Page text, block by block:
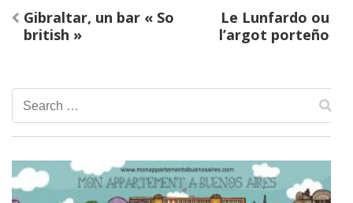
Post
navigation
Gibraltar, un bar « So
british »
Le Lunfardo ou
l’argot porteño
Search
for: